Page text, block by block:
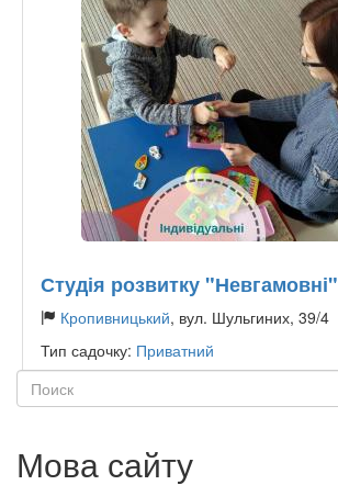
Студія розвитку "Невгамовні"
Кропивницький, вул. Шульгиних, 39/4
Тип садочку: Приватний
Поиск
Мова сайту